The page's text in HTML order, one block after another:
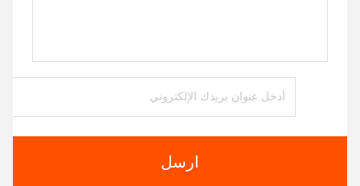
ارسل